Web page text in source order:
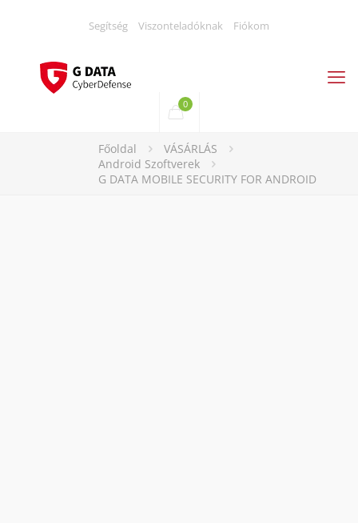
Segítség Viszonteladóknak Fiókom
0
Főoldal
VÁSÁRLÁS
Android Szoftverek
G DATA MOBILE SECURITY FOR ANDROID